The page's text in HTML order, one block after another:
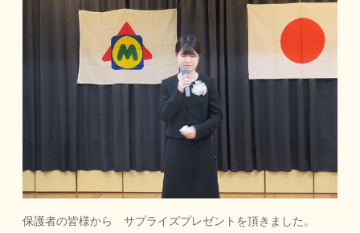
保護者の皆様から サプライズプレゼントを頂きました。